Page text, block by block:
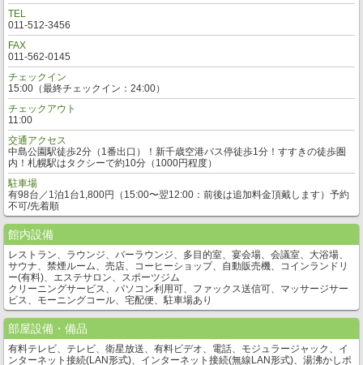
TEL
011-512-3456
FAX
011-562-0145
チェックイン
15:00（最終チェックイン：24:00）
チェックアウト
11:00
交通アクセス
中島公園駅徒歩2分（1番出口）！新千歳空港バス停徒歩1分！すすきの徒歩圏
内！札幌駅はタクシーで約10分（1000円程度）
駐車場
有98台／1泊1台1,800円（15:00〜翌12:00：前後は追加料金頂戴します）予約
不可/先着順
館内設備
レストラン、ラウンジ、バーラウンジ、多目的室、宴会場、会議室、大浴場、
サウナ、禁煙ルーム、売店、コーヒーショップ、自動販売機、コインランドリ
ー(有料)、エステサロン、スポーツジム
クリーニングサービス、パソコン利用可、ファックス送信可、マッサージサー
ビス、モーニングコール、宅配便、駐車場あり
部屋設備・備品
有料テレビ、テレビ、衛星放送、有料ビデオ、電話、モジュラージャック、イ
ンターネット接続(LAN形式)、インターネット接続(無線LAN形式)、湯沸かしポ